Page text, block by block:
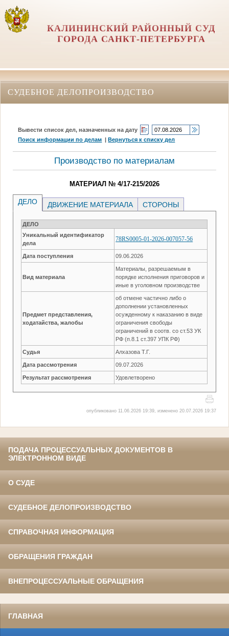
КАЛИНИНСКИЙ РАЙОННЫЙ СУД
ГОРОДА САНКТ-ПЕТЕРБУРГА
СУДЕБНОЕ ДЕЛОПРОИЗВОДСТВО
Вывести список дел, назначенных на дату
Поиск информации по делам |Вернуться к списку дел
Производство по материалам
МАТЕРИАЛ № 4/17-215/2026
ДЕЛО ДВИЖЕНИЕ МАТЕРИАЛА СТОРОНЫ
ДЕЛО
Уникальный идентификатор
дела
78RS0005-01-2026-007057-56
Дата поступления 09.06.2026
Вид материала
Материалы, разрешаемым в
порядке исполнения приговоров и
иные в уголовном производстве
Предмет представления,
ходатайства, жалобы
об отмене частично либо о
дополнении установленных
осужденному к наказанию в виде
ограничения свободы
ограничений в соотв. со ст.53 УК
РФ (п.8.1 ст.397 УПК РФ)
Судья Алхазова Т.Г.
Дата рассмотрения 09.07.2026
Результат рассмотрения Удовлетворено
опубликовано 11.06.2026 19:39, изменено 20.07.2026 19:37
ПОДАЧА ПРОЦЕССУАЛЬНЫХ ДОКУМЕНТОВ В
ЭЛЕКТРОННОМ ВИДЕ
О СУДЕ
СУДЕБНОЕ ДЕЛОПРОИЗВОДСТВО
СПРАВОЧНАЯ ИНФОРМАЦИЯ
ОБРАЩЕНИЯ ГРАЖДАН
ВНЕПРОЦЕССУАЛЬНЫЕ ОБРАЩЕНИЯ
ГЛАВНАЯ